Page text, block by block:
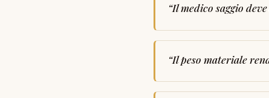
“Il medico saggio
“Il peso materiale